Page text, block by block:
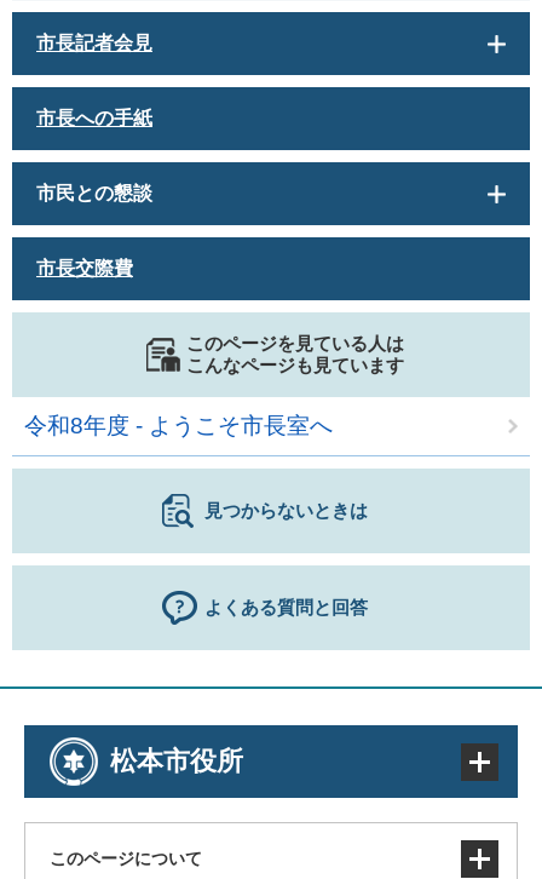
市長記者会見
市長への手紙
市民との懇談
市長交際費
このページを見ている人は
こんなページも見ています
令和8年度 - ようこそ市長室へ
見つからないときは
よくある質問と回答
松本市役所
このページについて